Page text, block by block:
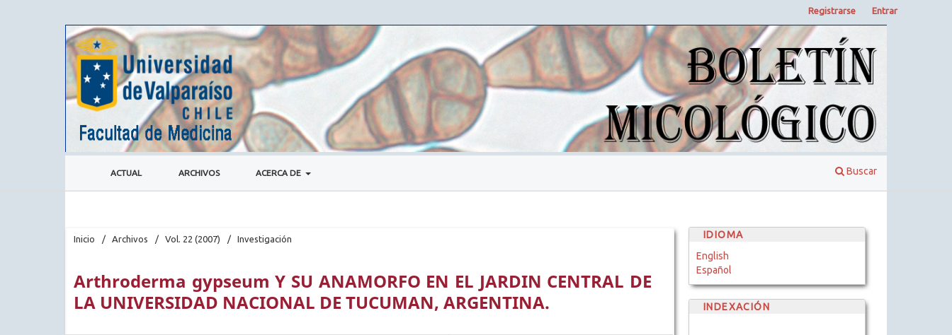
ACTUAL ARCHIVOS ACERCA DE Buscar
Registrarse Entrar
Inicio / Archivos / Vol. 22 (2007) / Investigación
Arthroderma gypseum Y SU ANAMORFO EN EL JARDIN CENTRAL DE
LA UNIVERSIDAD NACIONAL DE TUCUMAN, ARGENTINA.
IDIOMA
English
Español
INDEXACIÓN